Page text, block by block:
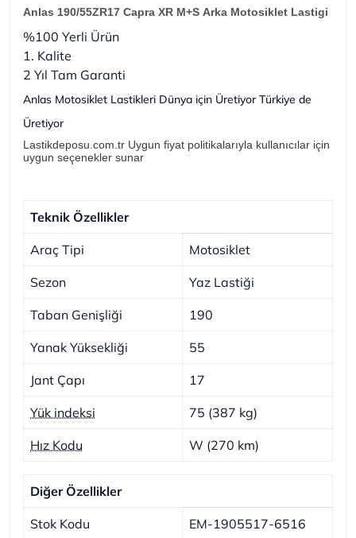
Anlas 190/55ZR17 Capra XR M+S Arka Motosiklet Lastigi
%100 Yerli Ürün
1. Kalite
2 Yıl Tam Garanti
Anlas Motosiklet Lastikleri Dünya için Üretiyor Türkiye de
Üretiyor
Lastikdeposu.com.tr Uygun fiyat politikalarıyla kullanıcılar için
uygun seçenekler sunar
Teknik Özellikler
Araç Tipi Motosiklet
Sezon Yaz Lastiği
Taban Genişliği 190
Yanak Yüksekliği 55
Jant Çapı 17
Yük indeksi 75 (387 kg)
Hız Kodu W (270 km)
Diğer Özellikler
Stok Kodu EM-1905517-6516